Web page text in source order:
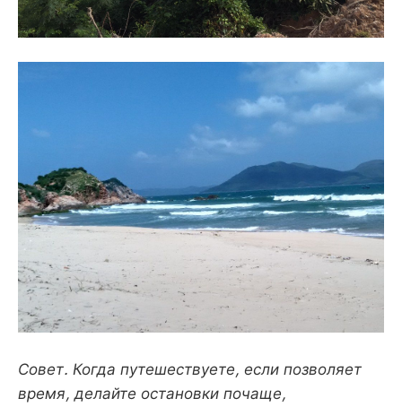
Совет. Когда путешествуете, если позволяет
время, делайте остановки почаще,